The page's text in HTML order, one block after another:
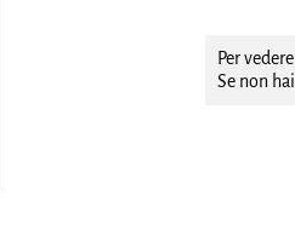
Per
Se non